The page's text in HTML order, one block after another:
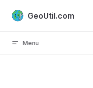
Skip to content
GeoUtil.com
Menu